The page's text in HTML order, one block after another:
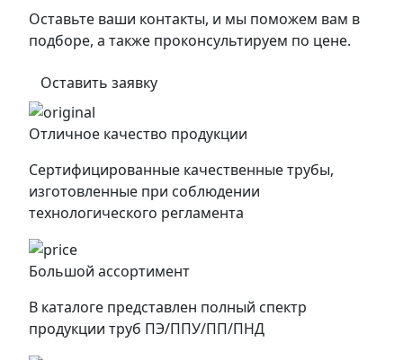
Оставьте ваши контакты, и мы поможем вам в
подборе, а также проконсультируем по цене.
Оставить заявку
Отличное качество продукции
Сертифицированные качественные трубы,
изготовленные при соблюдении
технологического регламента
Большой ассортимент
В каталоге представлен полный спектр
продукции труб ПЭ/ППУ/ПП/ПНД